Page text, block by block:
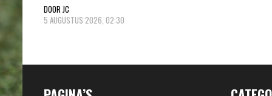
DOOR JC
5 AUGUSTUS 2026, 02:30